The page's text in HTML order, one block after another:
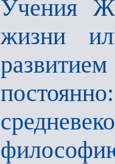
Учения
жизни